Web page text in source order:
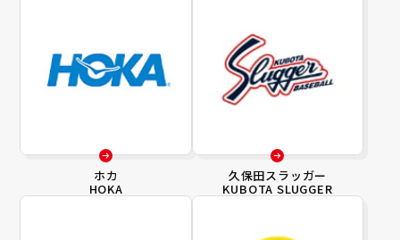
ホカ
HOKA
久保田スラッガー
KUBOTA SLUGGER